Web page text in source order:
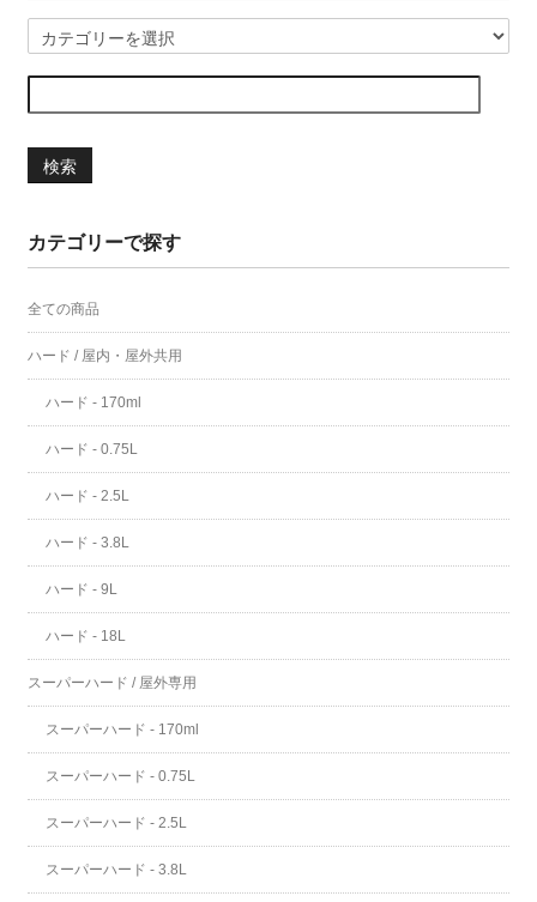
検索
カテゴリーで探す
全ての商品
ハード / 屋内・屋外共用
ハード - 170ml
ハード - 0.75L
ハード - 2.5L
ハード - 3.8L
ハード - 9L
ハード - 18L
スーパーハード / 屋外専用
スーパーハード - 170ml
スーパーハード - 0.75L
スーパーハード - 2.5L
スーパーハード - 3.8L